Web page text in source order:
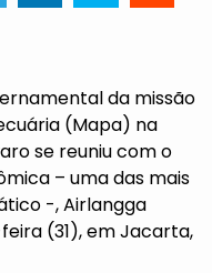
da missão
(Mapa) na
se reuniu com o
– uma das mais
-, Airlangga
(31), em Jacarta,